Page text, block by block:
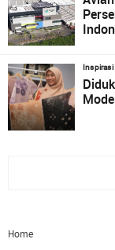
Inspirasi
Home